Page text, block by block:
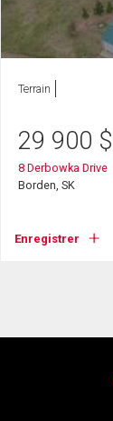
Terrain
29 900 $
8 Derbowka Drive
Borden, SK
Enregistrer